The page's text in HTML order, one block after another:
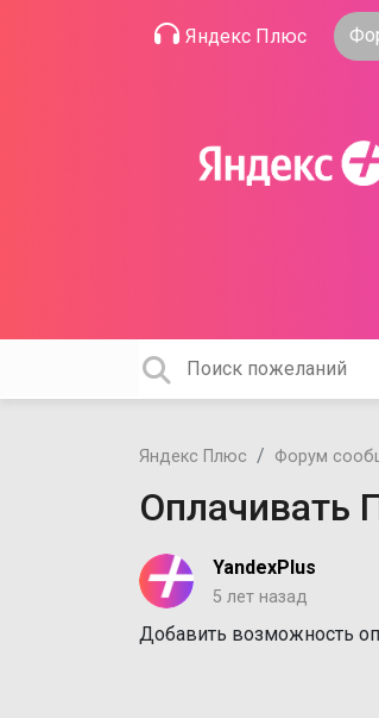
Яндекс Плюс
Яндекс Плюс Форум
Оплачивать
YandexPlus
5 лет назад
Добавить возможность